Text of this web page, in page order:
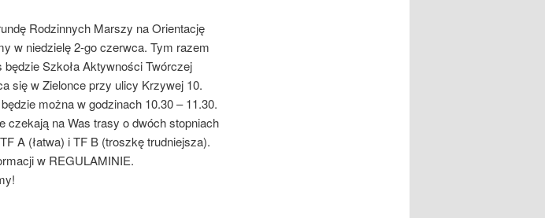
Rodzinnych Marszy na Orientację
w niedzielę 2-go czerwca. Tym razem
będzie Szkoła Aktywności Twórczej
się w Zielonce przy ulicy Krzywej 10.
można w godzinach 10.30 – 11.30.
czekają na Was trasy o dwóch stopniach
A (łatwa) i TF B (troszkę trudniejsza).
w REGULAMINIE.